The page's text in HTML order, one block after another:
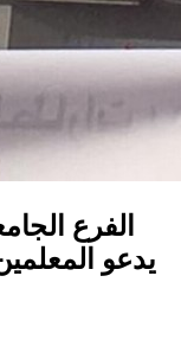
الفرع
يدعو المعلمين